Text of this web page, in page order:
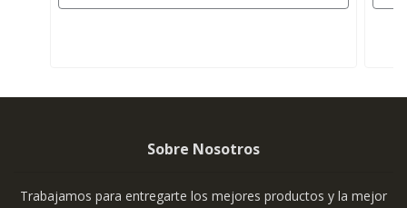
Sobre Nosotros
Trabajamos para entregarte los mejores productos y la mejor